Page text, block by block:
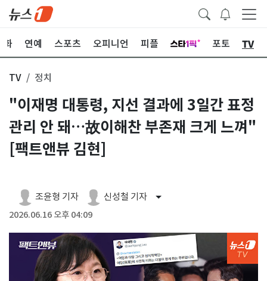
화 연예 스포츠 오피니언 피플 포토 TV
TV 정치
"이재명 대통령, 지선 결과에 3일간 표정
관리 안 돼…故이해찬 부존재 크게 느껴"
[팩트앤뷰 김현]
조윤형 기자 신성철 기자
2026.06.16 오후 04:09